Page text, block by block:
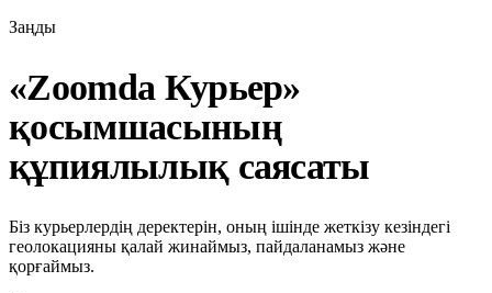
Заңды
«Zoomda Курьер»
қосымшасының
құпиялылық саясаты
Біз курьерлердің деректерін, оның ішінде жеткізу кезіндегі
геолокацияны қалай жинаймыз, пайдаланамыз және
қорғаймыз.